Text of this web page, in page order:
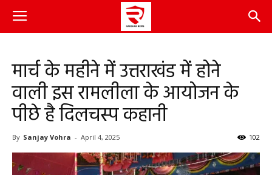
मार्च के महीने में उत्तराखंड में होने
वाली इस रामलीला के आयोजन के
पीछे है दिलचस्प कहानी
By Sanjay Vohra - April 4, 2025 102